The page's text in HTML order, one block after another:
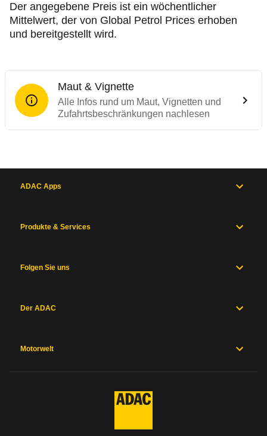
Der angegebene Preis ist ein wöchentlicher
Mittelwert, der von Global Petrol Prices erhoben
und bereitgestellt wird.
Maut & Vignette
Alle Infos rund um Maut, Vignetten und
Zufahrtsbeschränkungen nachlesen
ADAC Apps
Produkte & Services
Folgen Sie uns
Der ADAC
Motorwelt